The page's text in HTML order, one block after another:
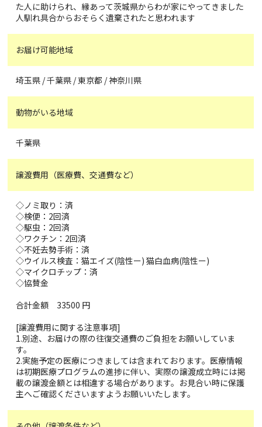
た人に助けられ、縁あって茨城県からわが家にやってきました
人馴れ具合からおそらく遺棄されたと思われます
お届け可能地域
埼玉県 / 千葉県 / 東京都 / 神奈川県
動物がいる地域
千葉県
譲渡費用（医療費、交通費など）
◇ノミ取り：済
◇検便：2回済
◇駆虫：2回済
◇ワクチン：2回済
◇不妊去勢手術：済
◇ウイルス検査：猫エイズ(陰性ー) 猫白血病(陰性ー)
◇マイクロチップ：済
◇協賛金
合計金額 33500 円
[譲渡費用に関する注意事項]
1.別途、お届けの際の往復交通費のご負担をお願いしていま
す。
2.実施予定の医療につきましては含まれております。医療情報
は初期医療プログラムの進捗に伴い、実際の譲渡成立時には掲
載の譲渡金額とは相違する場合があります。お見合い時に保護
主へご確認くださいますようお願いいたします。